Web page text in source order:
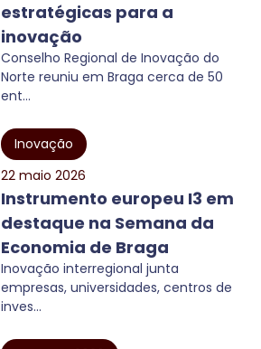
estratégicas para a
inovação
Conselho Regional de Inovação do
Norte reuniu em Braga cerca de 50
ent...
Inovação
22 maio 2026
Instrumento europeu I3 em
destaque na Semana da
Economia de Braga
Inovação interregional junta
empresas, universidades, centros de
inves...